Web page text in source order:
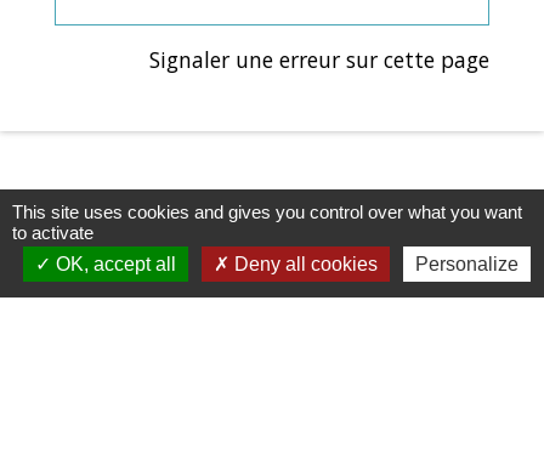
Signaler une erreur sur cette page
Contacts & Horaires
This site uses cookies and gives you control over what you want
to activate
OK, accept all
Deny all cookies Personalize